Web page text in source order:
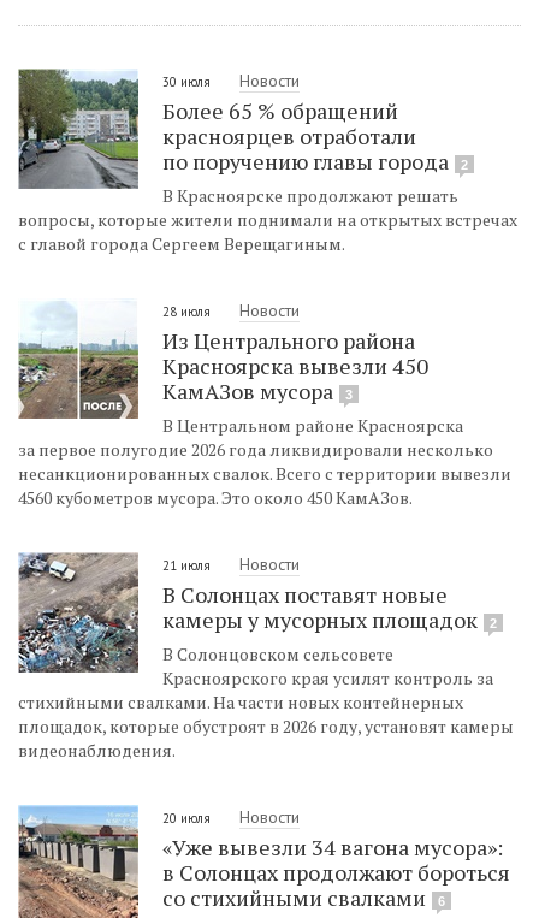
30 июля Новости
Более 65 % обращений
красноярцев отработали
по поручению главы города
2
В Красноярске продолжают решать
вопросы, которые жители поднимали на открытых встречах
с главой города Сергеем Верещагиным.
28 июля Новости
Из Центрального района
Красноярска вывезли 450
КамАЗов мусора
3
В Центральном районе Красноярска
за первое полугодие 2026 года ликвидировали несколько
несанкционированных свалок. Всего с территории вывезли
4560 кубометров мусора. Это около 450 КамАЗов.
21 июля Новости
В Солонцах поставят новые
камеры у мусорных площадок
2
В Солонцовском сельсовете
Красноярского края усилят контроль за
стихийными свалками. На части новых контейнерных
площадок, которые обустроят в 2026 году, установят камеры
видеонаблюдения.
20 июля Новости
«Уже вывезли 34 вагона мусора»:
в Солонцах продолжают бороться
со стихийными свалками
6